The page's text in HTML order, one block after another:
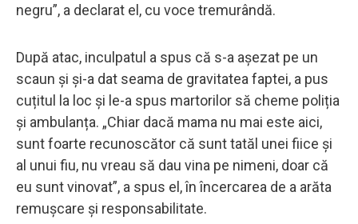
negru”, a declarat el, cu voce tremurândă.
După atac, inculpatul a spus că s-a așezat pe un
scaun și și-a dat seama de gravitatea faptei, a pus
cuțitul la loc și le-a spus martorilor să cheme poliția
și ambulanța. „Chiar dacă mama nu mai este aici,
sunt foarte recunoscător că sunt tatăl unei fiice și
al unui fiu, nu vreau să dau vina pe nimeni, doar că
eu sunt vinovat”, a spus el, în încercarea de a arăta
remușcare și responsabilitate.